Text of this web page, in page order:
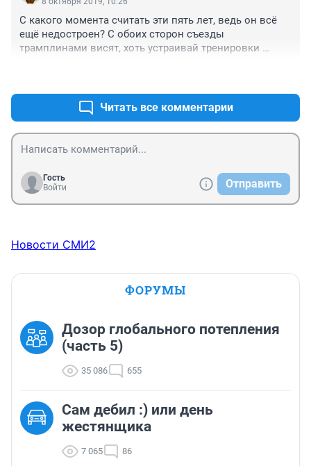
богдашку, там половину города надо сносить и
строить заново!
С какого момента считать эти пять лет, ведь он всё
ещё недостроен? С обоих сторон съезды
трамплинами висят, хоть устраивай тренировки
Читать все комментарии
Гость
Войти
Отправить
Новости СМИ2
ФОРУМЫ
Дозор глобального потепления
(часть 5)
35 086 655
Сам дебил :) или день
жестянщика
7 065 86